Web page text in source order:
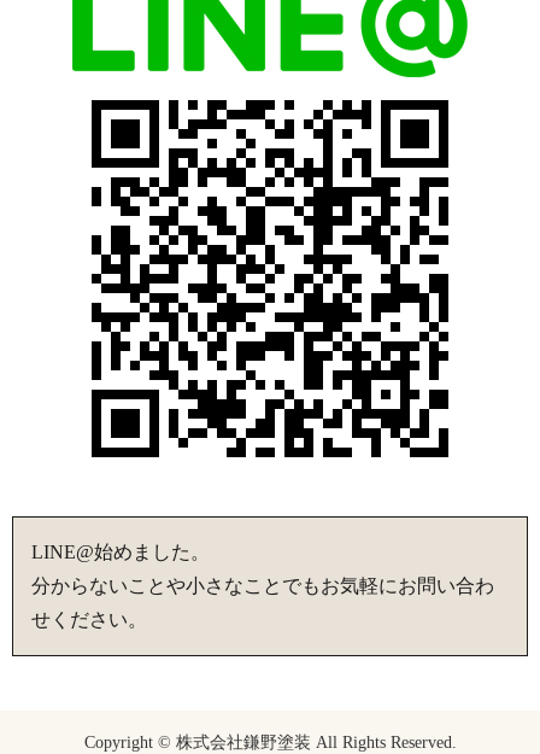
LINE@始めました。
分からないことや小さなことでもお気軽にお問い合わ
せください。
Copyright © 株式会社鎌野塗装 All Rights Reserved.